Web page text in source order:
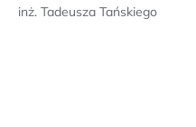
inż. Tadeusza Tańskiego